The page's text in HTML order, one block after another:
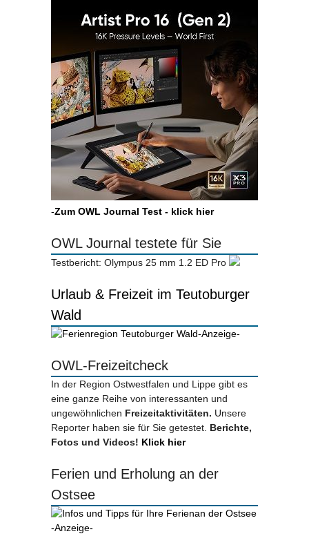
-Zum OWL Journal Test - klick hier
OWL Journal testete für Sie
Testbericht: Olympus 25 mm 1.2 ED Pro
Urlaub & Freizeit im Teutoburger
Wald
-Anzeige-
OWL-Freizeitcheck
In der Region Ostwestfalen und Lippe gibt es
eine ganze Reihe von interessanten und
ungewöhnlichen Freizeitaktivitäten. Unsere
Reporter haben sie für Sie getestet. Berichte,
Fotos und Videos! Klick hier
Ferien und Erholung an der
Ostsee
-Anzeige-